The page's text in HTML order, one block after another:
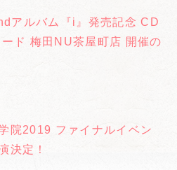
アルバム『i』発売記念 CD
ド 梅田NU茶屋町店 開催の
院2019 ファイナルイベン
決定！